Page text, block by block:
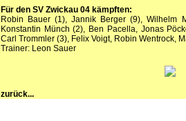
Für den SV Zwickau 04 kämpften:
Robin Bauer (1), Jannik Berger (9), Wilhelm
Konstantin Münch (2), Ben Pacella, Jonas
Carl Trommler (3), Felix Voigt, Robin Wentrock,
Trainer: Leon Sauer
zurück...